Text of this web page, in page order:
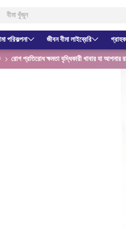
পরিকল্পনা জীবন বীমা লাইব্রেরি
রোগ প্রতিরোধ ক্ষমতা বৃদ্ধিকারী খাবার যা